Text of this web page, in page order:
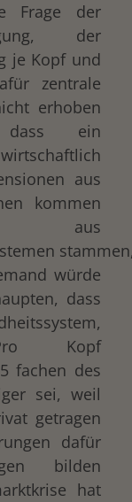
Frage der
der
je Kopf und
zentrale
erhoben
ein
aus
kommen
aus
würde
dass
Kopf
fachen des
sei, weil
getragen
dafür
bilden
hat